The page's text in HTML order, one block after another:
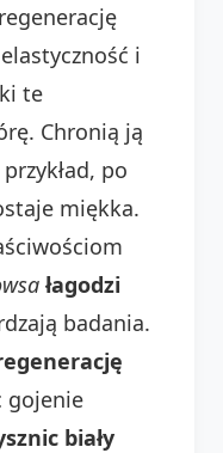
i
te
Chronią ją
po
miękka.
łagodzi
badania.
gojenie
biały